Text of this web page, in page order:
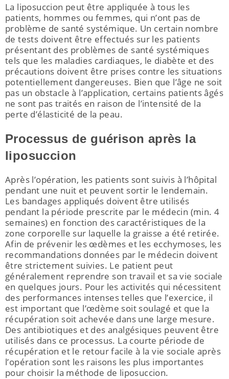
La liposuccion peut être appliquée à tous les
patients, hommes ou femmes, qui n’ont pas de
problème de santé systémique. Un certain nombre
de tests doivent être effectués sur les patients
présentant des problèmes de santé systémiques
tels que les maladies cardiaques, le diabète et des
précautions doivent être prises contre les situations
potentiellement dangereuses. Bien que l’âge ne soit
pas un obstacle à l’application, certains patients âgés
ne sont pas traités en raison de l’intensité de la
perte d’élasticité de la peau.
Processus de guérison après la
liposuccion
Après l’opération, les patients sont suivis à l’hôpital
pendant une nuit et peuvent sortir le lendemain.
Les bandages appliqués doivent être utilisés
pendant la période prescrite par le médecin (min. 4
semaines) en fonction des caractéristiques de la
zone corporelle sur laquelle la graisse a été retirée.
Afin de prévenir les œdèmes et les ecchymoses, les
recommandations données par le médecin doivent
être strictement suivies. Le patient peut
généralement reprendre son travail et sa vie sociale
en quelques jours. Pour les activités qui nécessitent
des performances intenses telles que l’exercice, il
est important que l’œdème soit soulagé et que la
récupération soit achevée dans une large mesure.
Des antibiotiques et des analgésiques peuvent être
utilisés dans ce processus. La courte période de
récupération et le retour facile à la vie sociale après
l’opération sont les raisons les plus importantes
pour choisir la méthode de liposuccion.